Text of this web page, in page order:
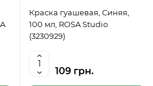
Краска гуашевая, Синяя,
100 мл, ROSA Studio
(3230929)
109 грн.